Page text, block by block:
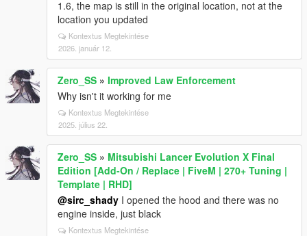
1.6, the map is still in the original location, not at the
location you updated
Kontextus Megtekintése
2026. január 12.
Zero_SS » Improved Law Enforcement
Why isn't it working for me
Kontextus Megtekintése
2025. július 22.
Zero_SS » Mitsubishi Lancer Evolution X Final
Edition [Add-On / Replace | FiveM | 270+ Tuning |
Template | RHD]
@sirc_shady I opened the hood and there was no
engine inside, just black
Kontextus Megtekintése